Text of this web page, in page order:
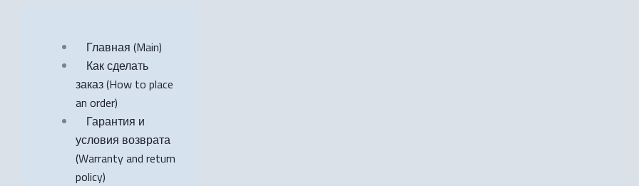
Главная (Main)
Как сделать
заказ (How to place
an order)
Гарантия и
условия возврата
(Warranty and return
policy)